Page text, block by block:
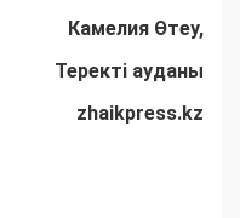
Камелия Өтеу,
Теректі ауданы
zhaikpress.kz